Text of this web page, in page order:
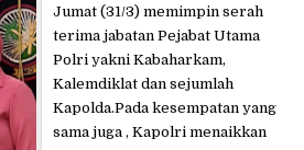
Jumat (31/3) memimpin serah
terima jabatan Pejabat Utama
Polri yakni Kabaharkam,
Kalemdiklat dan sejumlah
Kapolda.Pada kesempatan yang
sama juga , Kapolri menaikkan